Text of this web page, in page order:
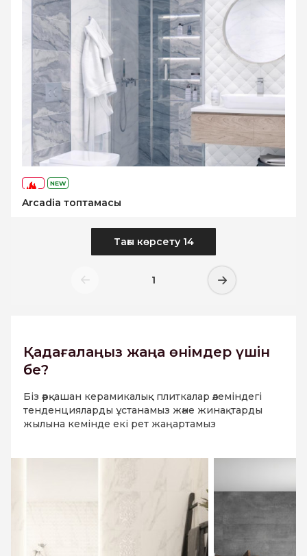
Arcadia топтамасы
NEW
Тағы көрсету 14
1
Қадағалаңыз жаңа өнімдер үшін
бе?
Біз әрқашан керамикалық плиткалар әлеміндегі
тенденцияларды ұстанамыз және жинақтарды
жылына кемінде екі рет жаңартамыз